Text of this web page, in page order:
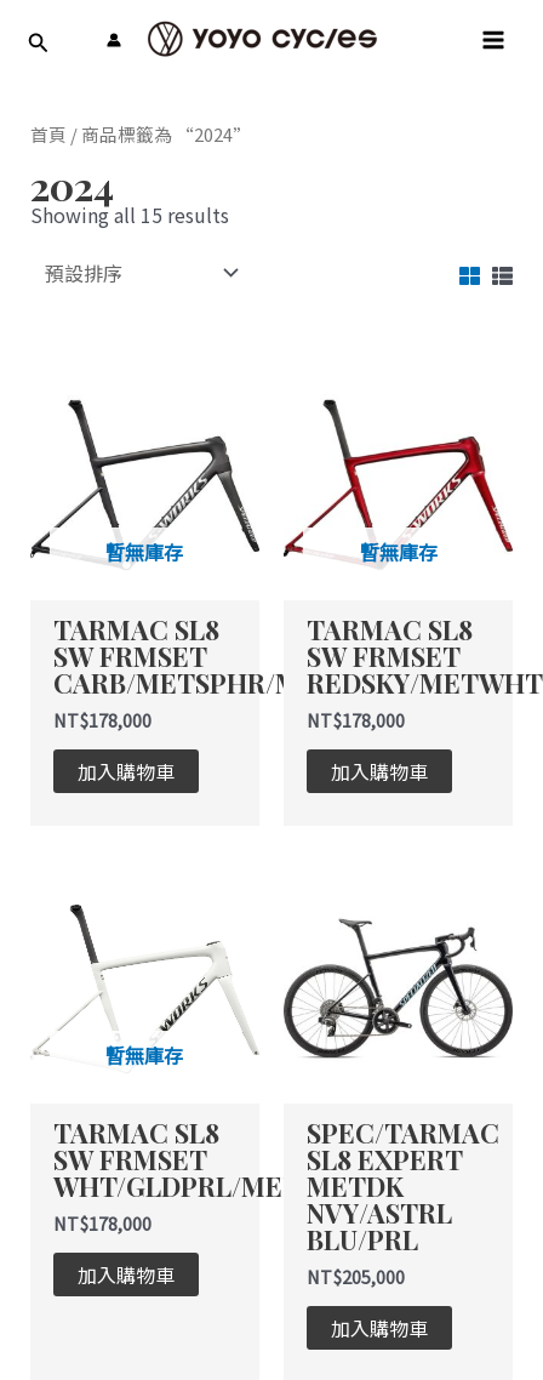
首頁 / 商品標籤為 “2024”
2024
Showing all 15 results
暫無庫存
TARMAC SL8
SW FRMSET
CARB/METSPHR/METWHTSIL
NT$178,000
加入購物車
暫無庫存
TARMAC SL8
SW FRMSET
REDSKY/
NT$178,000
加入購物車
暫無庫存
TARMAC SL8
SW FRMSET
WHT/GLDPRL/METOBSD
NT$178,000
加入購物車
SPEC/TARMAC
SL8 EXPERT
METDK
NVY/ASTRL
BLU/PRL
NT$205,000
加入購物車